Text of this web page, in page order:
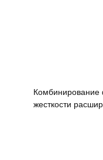
Комбинирование
жесткости